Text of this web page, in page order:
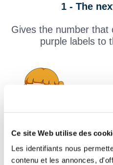
Ce site Web utilise des
Les identifiants nous
contenu et les annonces,
1 - The
Gives the number that
purple labels to